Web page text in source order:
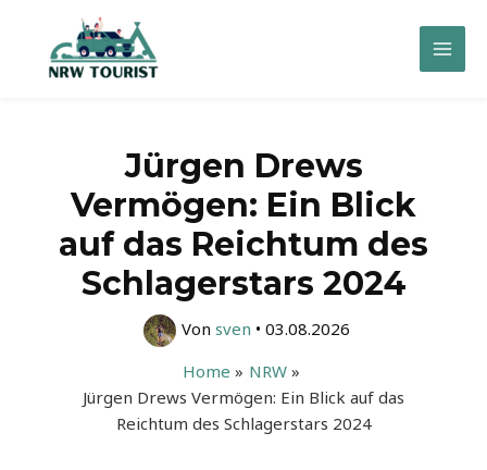
springen
Main
Jürgen Drews
Vermögen: Ein Blick
auf das Reichtum des
Schlagerstars 2024
Von sven • 03.08.2026
Home
NRW
Jürgen Drews Vermögen: Ein Blick auf das
Reichtum des Schlagerstars 2024